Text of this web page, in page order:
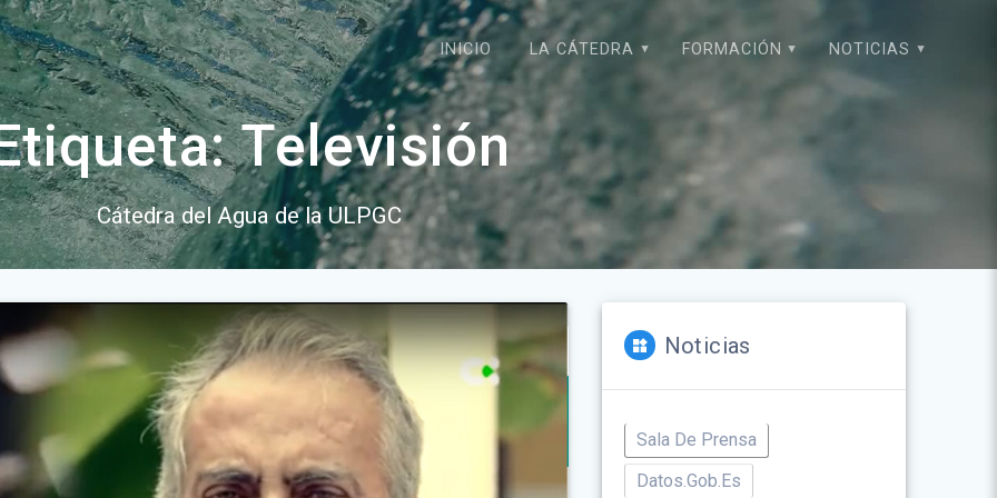
INICIO LA CÁTEDRA FORMACIÓN NOTICIAS
Televisión
Cátedra del Agua de la ULPGC
Noticias
Sala De Prensa
Datos.gob.es